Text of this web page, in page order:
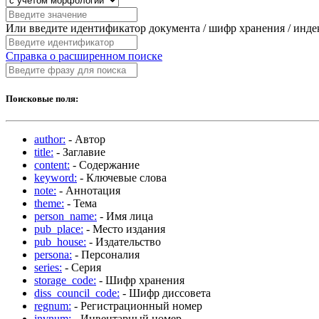
Или введите идентификатор документа / шифр хранения /
Справка о расширенном поиске
Поисковые поля:
author: - Автор
title: - Заглавие
content: - Содержание
keyword: - Ключевые слова
note: - Аннотация
theme: - Тема
person_name: - Имя лица
pub_place: - Место издания
pub_house: - Издательство
persona: - Персоналия
series: - Серия
storage_code: - Шифр хранения
diss_council_code: - Шифр диссовета
regnum: - Регистрационный номер